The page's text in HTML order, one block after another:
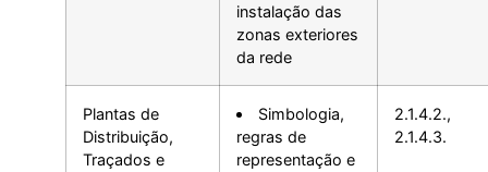
instalação das
zonas exteriores
da rede
Plantas de
Distribuição,
Traçados e
Simbologia,
regras de
representação e
2.1.4.2.,
2.1.4.3.